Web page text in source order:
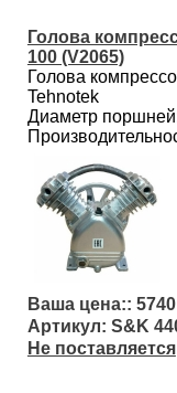
Голова
100 (V2065)
Голова
Tehnotek
Диаметр
5740
S&K
Не поставляется